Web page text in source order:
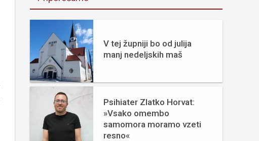
V tej župniji bo od julija
manj nedeljskih maš
Psihiater Zlatko Horvat:
»Vsako omembo
samomora moramo vzeti
resno«